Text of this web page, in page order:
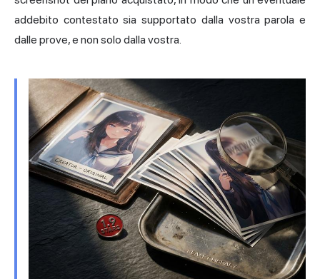
addebito contestato sia supportato dalla vostra parola e
dalle prove, e non solo dalla vostra.